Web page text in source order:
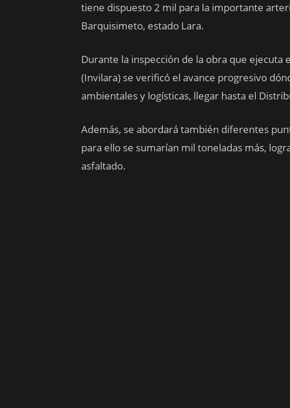
tiene dispuesto 2 mil para la importante
Barquisimeto, estado Lara.
Durante la inspección de la obra que ejecuta
(Invilara) se verificó el avance progresivo
ambientales y logísticas, llegar hasta el
Además, se abordará también diferentes
para ello se sumarían mil toneladas más,
asfaltado.